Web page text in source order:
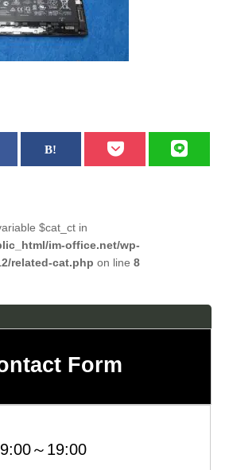
$cat_ct in
im-office.net/wp-
related-cat.php on line8
Form
9:00～19:00